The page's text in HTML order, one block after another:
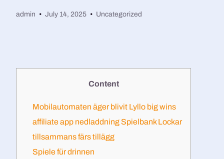
admin July 14, 2025 Uncategorized
Content
Mobilautomaten äger blivit Lyllo big wins
affiliate app nedladdning Spielbank Lockar
tillsammans färs tillägg
Spiele für drinnen